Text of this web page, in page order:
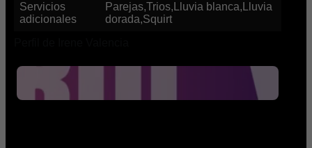
Servicios
adicionales
Parejas,Trios,Lluvia blanca,Lluvia
dorada,Squirt